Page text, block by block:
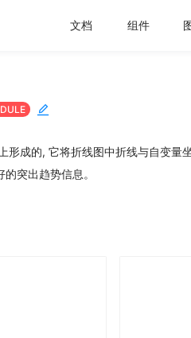
文档 组件
形成的, 它将折线图中折线与自变量
突出趋势信息。